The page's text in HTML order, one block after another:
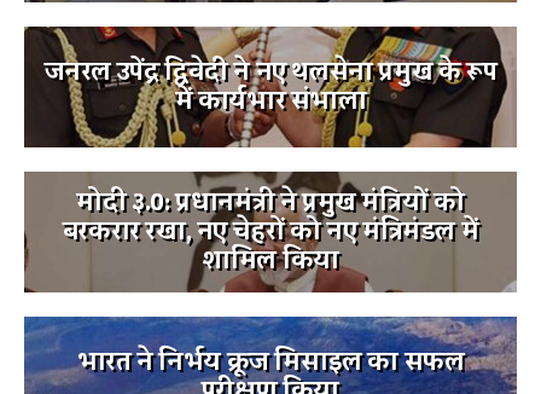
जनरल उपेंद्र द्विवेदी ने नए थलसेना प्रमुख के रूप
में कार्यभार संभाला
मोदी ३.0: प्रधानमंत्री ने प्रमुख मंत्रियों को
बरकरार रखा, नए चेहरों को नए मंत्रिमंडल में
शामिल किया
भारत ने निर्भय क्रूज मिसाइल का सफल